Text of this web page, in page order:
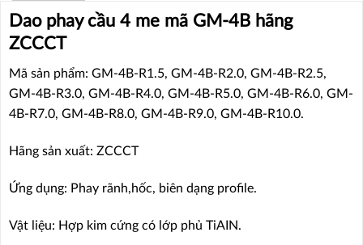
Dao phay cầu 4 me mã GM-4B hãng
ZCCCT
Mã sản phẩm: GM-4B-R1.5, GM-4B-R2.0, GM-4B-R2.5,
GM-4B-R3.0, GM-4B-R4.0, GM-4B-R5.0, GM-4B-R6.0, GM-
4B-R7.0, GM-4B-R8.0, GM-4B-R9.0, GM-4B-R10.0.
Hãng sản xuất: ZCCCT
Ứng dụng: Phay rãnh,hốc, biên dạng profile.
Vật liệu: Hợp kim cứng có lớp phủ TiAIN.